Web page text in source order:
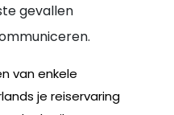
gevallen
van enkele
je reiservaring